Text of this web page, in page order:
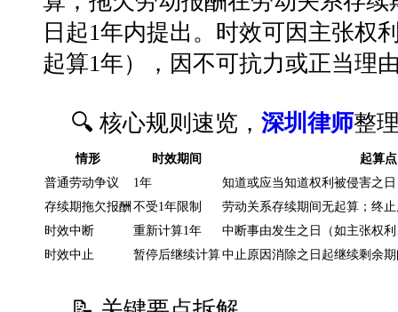
日起1年内提出。时效可因主张权
起算1年），因不可抗力或正当理
🔍 核心规则速览， 深圳律师整
情形 时效期间
起算点
普通劳动争议
1年
知道或应当知道权利被侵害之日
存续期拖欠报酬 不受1年限制
劳动关系存续期间无起算；终
时效中断
重新计算1年
中断事由发生之日（如主张权
时效中止
暂停后继续计算中止原因消除之日起继续剩余